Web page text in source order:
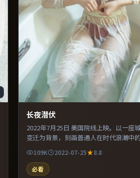
长夜潜伏
2022年7月25日 美国院线上映。以一座
变迁为背景，刻画普通人在时代浪潮中
易沉浸其中。既有类型片爽感，也保留作
达，口碑潜力不俗。
109K 2022-07-25
8.8
必看